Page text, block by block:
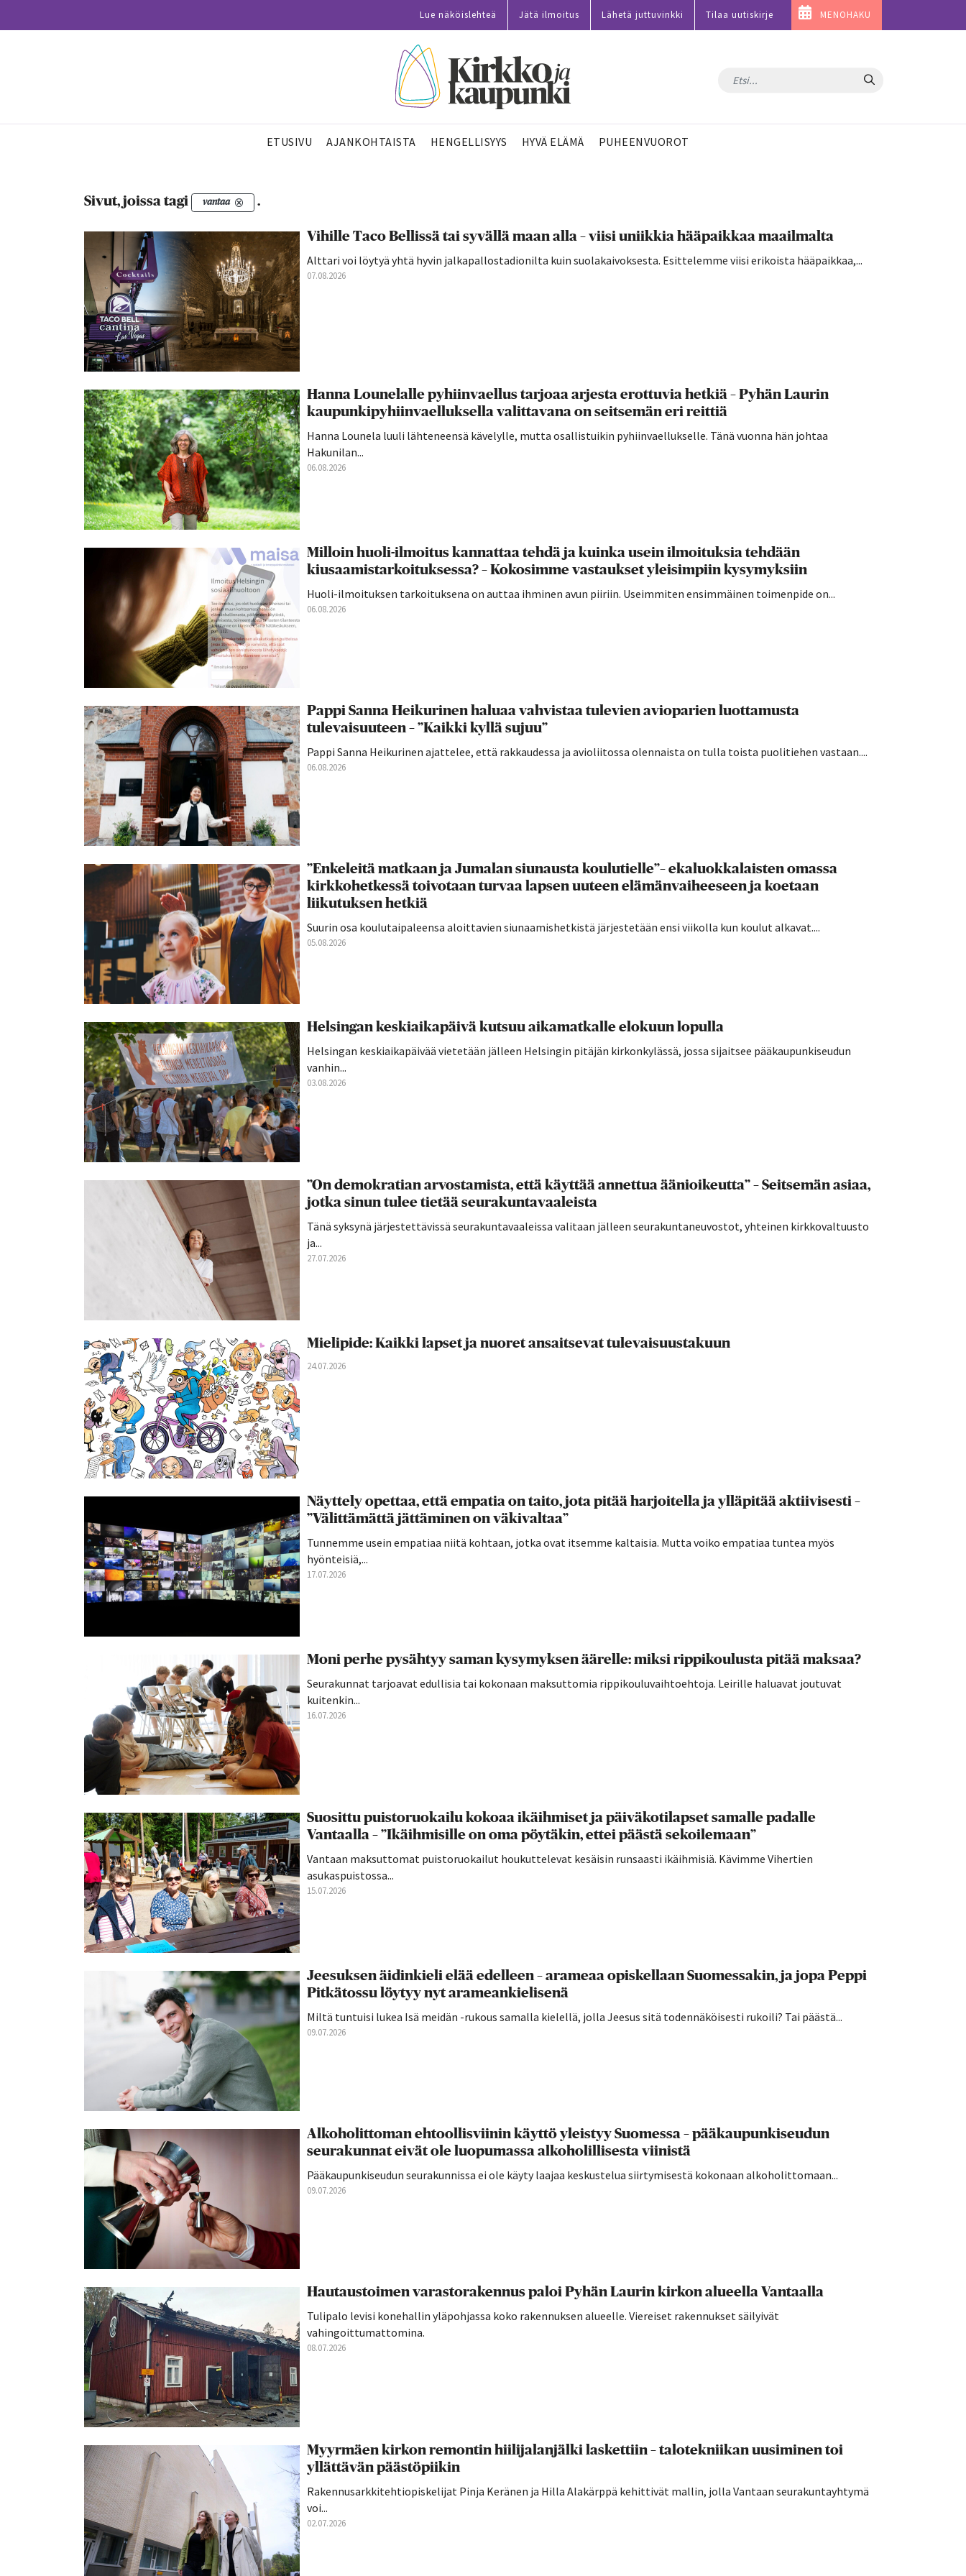
Lue näköislehteä Jätä ilmoitus Lähetä juttuvinkki Tilaa uutiskirje MENOHAKU
Hae
ETUSIVU AJANKOHTAISTA HENGELLISYYS HYVÄ ELÄMÄ PUHEENVUOROT
Sivut, joissa tagi vantaa .
Vihille Taco Bellissä tai syvällä maan alla – viisi uniikkia hääpaikkaa maailmalta
Alttari voi löytyä yhtä hyvin jalkapallostadionilta kuin suolakaivoksesta. Esittelemme viisi erikoista hääpaikkaa,...
07.08.2026
Hanna Lounelalle pyhiinvaellus tarjoaa arjesta erottuvia hetkiä – Pyhän Laurin
kaupunkipyhiinvaelluksella valittavana on seitsemän eri reittiä
Hanna Lounela luuli lähteneensä kävelylle, mutta osallistuikin pyhiinvaellukselle. Tänä vuonna hän johtaa
Hakunilan...
06.08.2026
Milloin huoli-ilmoitus kannattaa tehdä ja kuinka usein ilmoituksia tehdään
kiusaamistarkoituksessa? – Kokosimme vastaukset yleisimpiin kysymyksiin
Huoli-ilmoituksen tarkoituksena on auttaa ihminen avun piiriin. Useimmiten ensimmäinen toimenpide on...
06.08.2026
Pappi Sanna Heikurinen haluaa vahvistaa tulevien avioparien luottamusta
tulevaisuuteen – ”Kaikki kyllä sujuu”
Pappi Sanna Heikurinen ajattelee, että rakkaudessa ja avioliitossa olennaista on tulla toista puolitiehen vastaan....
06.08.2026
”Enkeleitä matkaan ja Jumalan siunausta koulutielle”– ekaluokkalaisten omassa
kirkkohetkessä toivotaan turvaa lapsen uuteen elämänvaiheeseen ja koetaan
liikutuksen hetkiä
Suurin osa koulutaipaleensa aloittavien siunaamishetkistä järjestetään ensi viikolla kun koulut alkavat....
05.08.2026
Helsingan keskiaikapäivä kutsuu aikamatkalle elokuun lopulla
Helsingan keskiaikapäivää vietetään jälleen Helsingin pitäjän kirkonkylässä, jossa sijaitsee pääkaupunkiseudun
vanhin...
03.08.2026
”On demokratian arvostamista, että käyttää annettua äänioikeutta” – Seitsemän asiaa,
jotka sinun tulee tietää seurakuntavaaleista
Tänä syksynä järjestettävissä seurakuntavaaleissa valitaan jälleen seurakuntaneuvostot, yhteinen kirkkovaltuusto
ja...
27.07.2026
Mielipide: Kaikki lapset ja nuoret ansaitsevat tulevaisuustakuun
24.07.2026
Näyttely opettaa, että empatia on taito, jota pitää harjoitella ja ylläpitää aktiivisesti –
”Välittämättä jättäminen on väkivaltaa”
Tunnemme usein empatiaa niitä kohtaan, jotka ovat itsemme kaltaisia. Mutta voiko empatiaa tuntea myös
hyönteisiä,...
17.07.2026
Moni perhe pysähtyy saman kysymyksen äärelle: miksi rippikoulusta pitää maksaa?
Seurakunnat tarjoavat edullisia tai kokonaan maksuttomia rippikouluvaihtoehtoja. Leirille haluavat joutuvat
kuitenkin...
16.07.2026
Suosittu puistoruokailu kokoaa ikäihmiset ja päiväkotilapset samalle padalle
Vantaalla – ”Ikäihmisille on oma pöytäkin, ettei päästä sekoilemaan”
Vantaan maksuttomat puistoruokailut houkuttelevat kesäisin runsaasti ikäihmisiä. Kävimme Vihertien
asukaspuistossa...
15.07.2026
Jeesuksen äidinkieli elää edelleen – arameaa opiskellaan Suomessakin, ja jopa Peppi
Pitkätossu löytyy nyt arameankielisenä
Miltä tuntuisi lukea Isä meidän -rukous samalla kielellä, jolla Jeesus sitä todennäköisesti rukoili? Tai päästä...
09.07.2026
Alkoholittoman ehtoollisviinin käyttö yleistyy Suomessa – pääkaupunkiseudun
seurakunnat eivät ole luopumassa alkoholillisesta viinistä
Pääkaupunkiseudun seurakunnissa ei ole käyty laajaa keskustelua siirtymisestä kokonaan alkoholittomaan...
09.07.2026
Hautaustoimen varastorakennus paloi Pyhän Laurin kirkon alueella Vantaalla
Tulipalo levisi konehallin yläpohjassa koko rakennuksen alueelle. Viereiset rakennukset säilyivät
vahingoittumattomina.
08.07.2026
Myyrmäen kirkon remontin hiilijalanjälki laskettiin – talotekniikan uusiminen toi
yllättävän päästöpiikin
Rakennusarkkitehtiopiskelijat Pinja Keränen ja Hilla Alakärppä kehittivät mallin, jolla Vantaan seurakuntayhtymä
voi...
02.07.2026